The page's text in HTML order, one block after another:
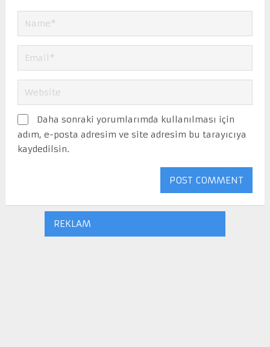
Daha sonraki yorumlarımda kullanılması için
adım, e-posta adresim ve site adresim bu tarayıcıya
kaydedilsin.
REKLAM